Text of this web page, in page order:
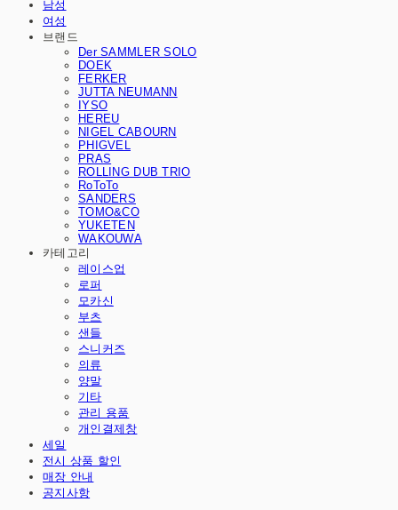
남성
여성
브랜드
Der SAMMLER SOLO
DOEK
FERKER
JUTTA NEUMANN
IYSO
HEREU
NIGEL CABOURN
PHIGVEL
PRAS
ROLLING DUB TRIO
RoToTo
SANDERS
TOMO&CO
YUKETEN
WAKOUWA
카테고리
레이스업
로퍼
모카신
부츠
샌들
스니커즈
의류
양말
기타
관리 용품
개인결제창
세일
전시 상품 할인
매장 안내
공지사항